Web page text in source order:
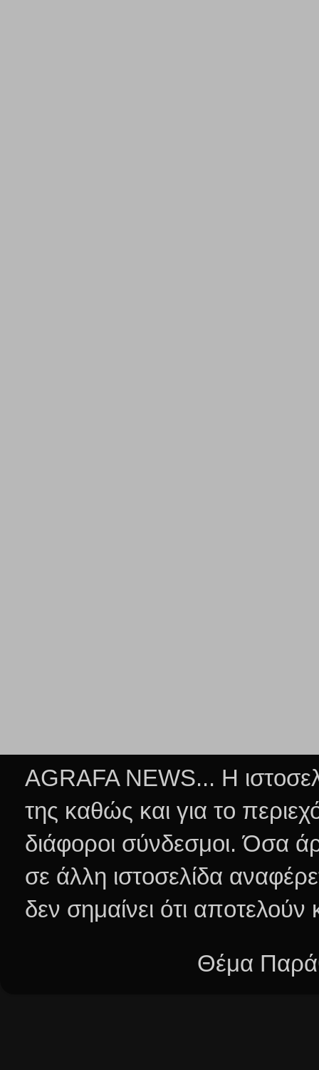
AGRAFA NEWS... Η
της καθώς και για το
διάφοροι σύνδεσμοι.Όσα
σε άλλη ιστοσελίδα
δεν σημαίνει ότι
Θέμα